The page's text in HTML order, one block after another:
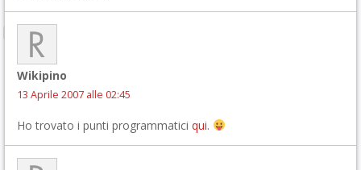
Wikipino
13 Aprile 2007 alle 02:45
Ho trovato i punti programmatici qui.